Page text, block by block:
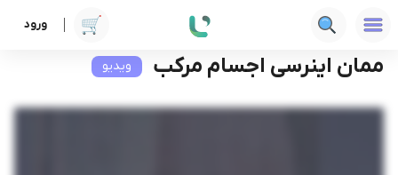
ورود دوره ها فنی‌ومهندسی ممان اینرسی اجسام مرکب
ممان اینرسی اجسام مرکب ویدیو